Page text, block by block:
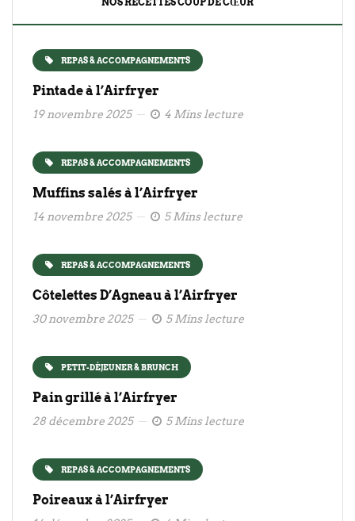
REPAS & ACCOMPAGNEMENTS
Pintade à l’Airfryer
19 novembre 2025 4 Mins lecture
REPAS & ACCOMPAGNEMENTS
Muffins salés à l’Airfryer
14 novembre 2025 5 Mins lecture
REPAS & ACCOMPAGNEMENTS
Côtelettes D’Agneau à l’Airfryer
30 novembre 2025 5 Mins lecture
PETIT-DÉJEUNER & BRUNCH
Pain grillé à l’Airfryer
28 décembre 2025 5 Mins lecture
REPAS & ACCOMPAGNEMENTS
Poireaux à l’Airfryer